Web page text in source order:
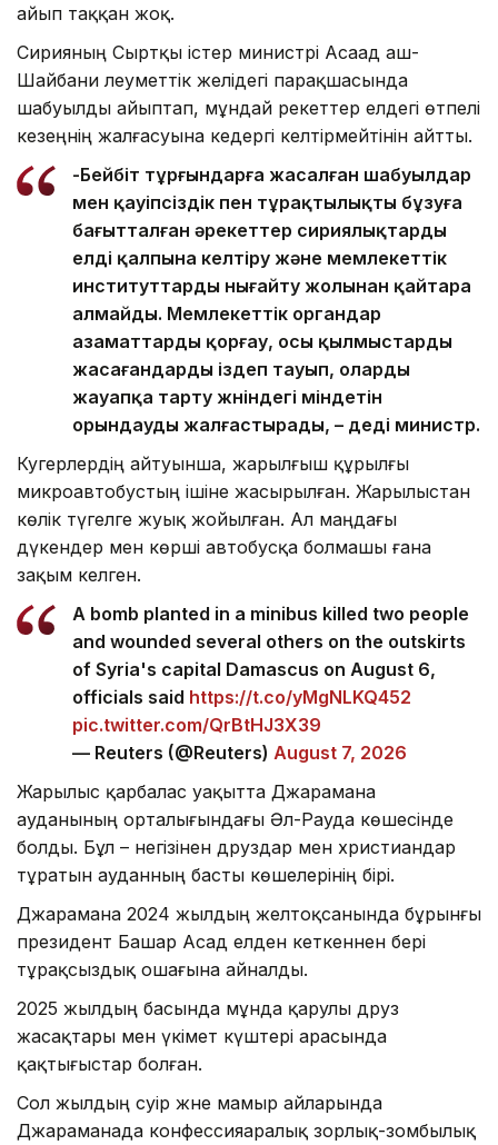
айып таққан жоқ.
Сирияның Сыртқы істер министрі Асаад аш-
Шайбани әлеуметтік желідегі парақшасында
шабуылды айыптап, мұндай әрекеттер елдегі өтпелі
кезеңнің жалғасуына кедергі келтірмейтінін айтты.
-Бейбіт тұрғындарға жасалған шабуылдар
мен қауіпсіздік пен тұрақтылықты бұзуға
бағытталған әрекеттер сириялықтарды
елді қалпына келтіру және мемлекеттік
институттарды нығайту жолынан қайтара
алмайды. Мемлекеттік органдар
азаматтарды қорғау, осы қылмыстарды
жасағандарды іздеп тауып, оларды
жауапқа тарту жөніндегі міндетін
орындауды жалғастырады, – деді министр.
Куәгерлердің айтуынша, жарылғыш құрылғы
микроавтобустың ішіне жасырылған. Жарылыстан
көлік түгелге жуық жойылған. Ал маңдағы
дүкендер мен көрші автобусқа болмашы ғана
зақым келген.
A bomb planted in a minibus killed two people
and wounded several others on the outskirts
of Syria's capital Damascus on August 6,
officials said https://t.co/yMgNLKQ452
pic.twitter.com/QrBtHJ3X39
— Reuters (@Reuters) August 7, 2026
Жарылыс қарбалас уақытта Джарамана
ауданының орталығындағы Әл-Рауда көшесінде
болды. Бұл – негізінен друздар мен христиандар
тұратын ауданның басты көшелерінің бірі.
Джарамана 2024 жылдың желтоқсанында бұрынғы
президент Башар Асад елден кеткеннен бері
тұрақсыздық ошағына айналды.
2025 жылдың басында мұнда қарулы друз
жасақтары мен үкімет күштері арасында
қақтығыстар болған.
Сол жылдың сәуір және мамыр айларында
Джараманада конфессияаралық зорлық-зомбылық